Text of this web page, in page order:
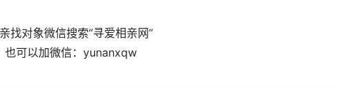
找对象微信搜索“寻爱相亲网”
也可以加微信：yunanxqw